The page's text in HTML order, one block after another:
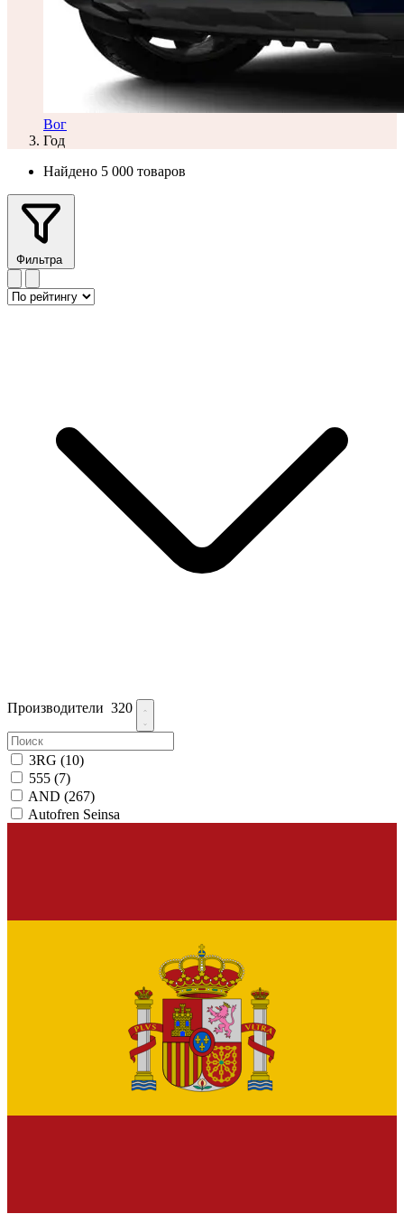
Вог
Год
Найдено 5 000 товаров
Фильтра
Производители 320
3RG (10)
555 (7)
AND (267)
Autofren Seinsa